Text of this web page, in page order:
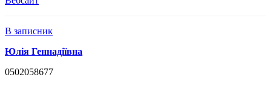
В записник
Юлія Геннадіївна
0502058677